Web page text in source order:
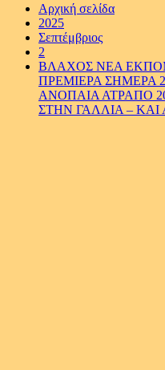
Αρχική σελίδα
2025
Σεπτέμβριος
2
ΒΛΑΧΟΣ ΝΕΑ
ΠΡΕΜΙΕΡΑ ΣΗΜΕΡΑ
ΑΝΟΠΑΙΑ ΑΤΡΑΠΟ
ΣΤΗΝ ΓΑΛΛΙΑ –